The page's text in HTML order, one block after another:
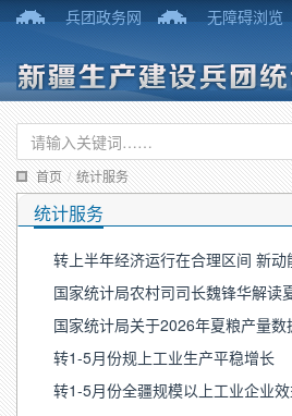
兵团政务网 无障碍浏览
首页 / 统计服务
统计服务
转上半年经济运行在合理区间 新动
国家统计局农村司司长魏锋华解读
国家统计局关于2026年夏粮产量数
转1-5月份规上工业生产平稳增长
转1-5月份全疆规模以上工业企业